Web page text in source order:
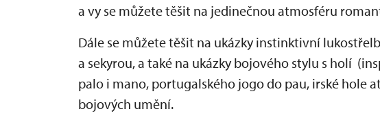
a vy se můžete těšit na jedinečnou atmosféru
Dále se můžete těšit na ukázky instinktivní
a sekyrou, a také na ukázky bojového stylu s holí
palo i mano, portugalského jogo do pau, irské hole
bojových umění.